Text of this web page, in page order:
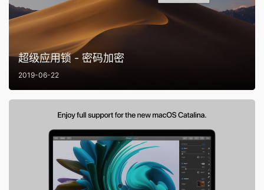
超级应用锁 - 密码加密
2019-06-22